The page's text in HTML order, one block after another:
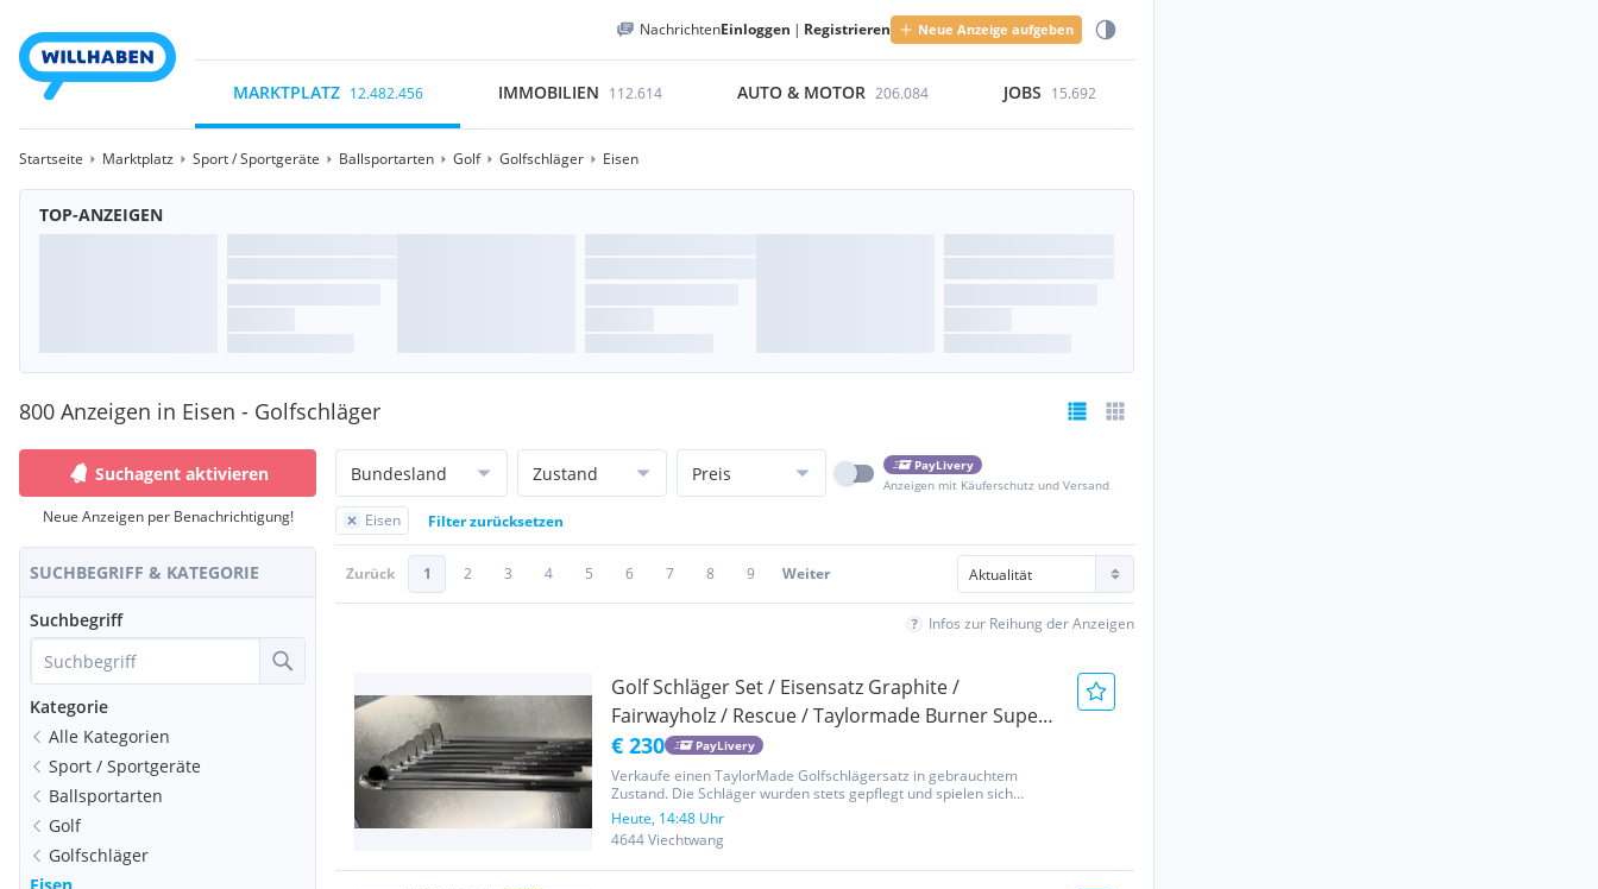
NachrichtenEinloggen | Registrieren Neue Anzeige aufgeben
MARKTPLATZ 12.482.456 IMMOBILIEN 112.614 AUTO & MOTOR 206.084 JOBS 15.692
Startseite Marktplatz Sport / Sportgeräte Ballsportarten Golf Golfschläger Eisen
TOP-ANZEIGEN
800 Anzeigen in Eisen - Golfschläger
Suchagent aktivieren
Neue Anzeigen per Benachrichtigung!
SUCHBEGRIFF & KATEGORIE
Suchbegriff
Kategorie
Alle Kategorien
Sport / Sportgeräte
Ballsportarten
Golf
Golfschläger
Bundesland Zustand Preis
PayLivery
Anzeigen mit Käuferschutz und Versand
Eisen Filter zurücksetzen
Zurück 1 2 3 4 5 6 7 8 9 Weiter
Infos zur Reihung der Anzeigen
Golf Schläger Set / Eisensatz Graphite /
Fairwayholz / Rescue / Taylormade Burner Super
Launch / Anfängerset
€ 230 PayLivery
Verkaufe einen TaylorMade Golfschlägersatz in gebrauchtem
Zustand. Die Schläger wurden stets gepflegt und spielen sich
einwandfrei. Im Set enthalten: * TaylorMade SuperLaunch Burner
Eisensatz * Graphitschäfte (ca. 60 g) * Regular Flex *
Standardlänge *...
Heute, 14:48 Uhr
4644 Viechtwang